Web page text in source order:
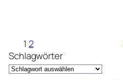
1 2
Schlagwörter